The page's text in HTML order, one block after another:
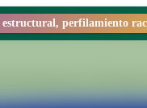
binnen